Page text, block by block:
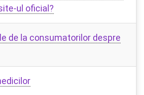
ul oficial?
de la consumatorilor despre